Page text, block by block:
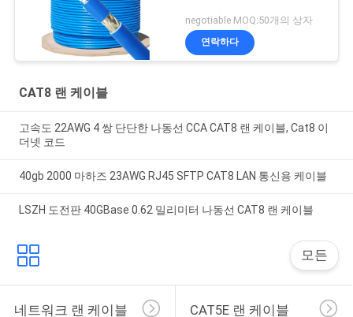
negotiable MOQ:50개의 상자
연락하다
CAT8 랜 케이블
고속도 22AWG 4 쌍 단단한 나동선 CCA CAT8 랜 케이블, Cat8 이
더넷 코드
40gb 2000 마하즈 23AWG RJ45 SFTP CAT8 LAN 통신용 케이블
LSZH 도전판 40GBase 0.62 밀리미터 나동선 CAT8 랜 케이블
모든
네트워크 랜 케이블 CAT5E 랜 케이블